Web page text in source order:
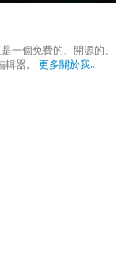
一個免費的、開源的、
器。 更多關於我...